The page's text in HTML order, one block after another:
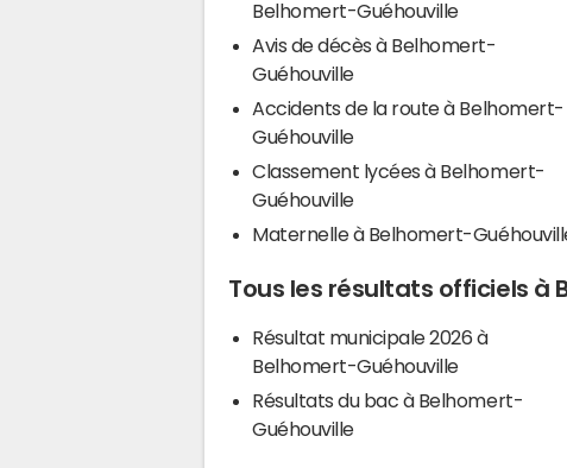
Belhomert-Guéhouville
Avis de décès à Belhomert-
Guéhouville
Accidents de la route à Belhomert-
Guéhouville
Classement lycées à Belhomert-
Guéhouville
Maternelle à Belhomert-
Tous les résultats officiels à
Résultat municipale 2026 à
Belhomert-Guéhouville
Résultats du bac à Belhomert-
Guéhouville